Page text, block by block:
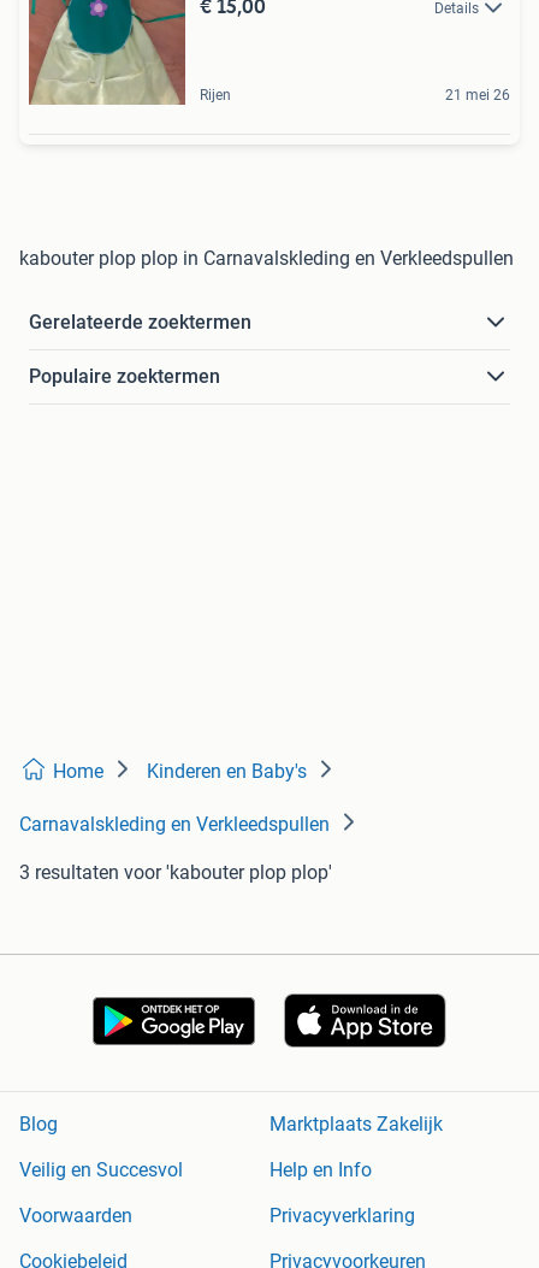
Details
Rijen 21 mei 26
kabouter plop plop in Carnavalskleding en Verkleedspullen
Gerelateerde zoektermen
Populaire zoektermen
Home Kinderen en Baby's
Carnavalskleding en Verkleedspullen
3 resultaten voor 'kabouter plop plop'
Blog
Marktplaats Zakelijk
Veilig en Succesvol
Help en Info
Voorwaarden
Privacyverklaring
Cookiebeleid
Privacyvoorkeuren